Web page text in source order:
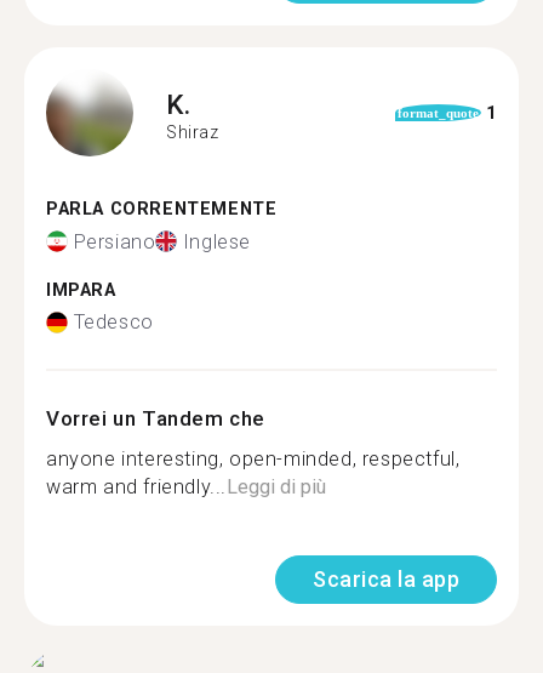
K.
Shiraz
format_quote 1
PARLA CORRENTEMENTE
Persiano Inglese
IMPARA
Tedesco
Vorrei un Tandem che
anyone interesting, open-minded, respectful,
warm and friendly...Leggi di più
Scarica la app